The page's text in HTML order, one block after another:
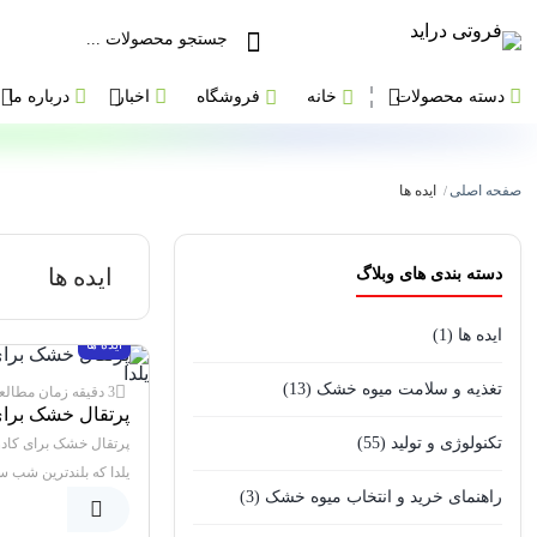
دسته محصولات خانه فروشگاه اخبار درباره ما
صفحه اصلی / ایده ها
دسته بندی های وبلاگ
ایده ها (1)
تغذیه و سلامت میوه خشک (13)
تکنولوژی و تولید (55)
راهنمای خرید و انتخاب میوه خشک (3)
ایده ها
ایده ها
3 دقیقه زمان مطالعه
پرتقال خشک
شب یلدا:
شگفت‌زده
پرتقال خشک برای
یلدا که بلندترین